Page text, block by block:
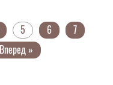
5 6
7
Вперед »